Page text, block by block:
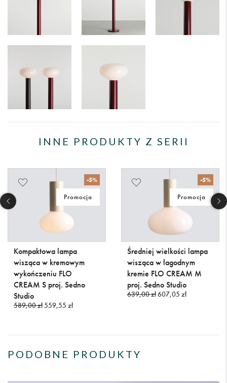
INNE PRODUKTY Z SERII
-5%
Promocja
Kompaktowa lampa
wisząca w kremowym
wykończeniu FLO
CREAM S proj. Sedno
Studio
589,00 zł559,55 zł
-5%
Promocja
Średniej wielkości lampa
wisząca w łagodnym
kremie FLO CREAM M
proj. Sedno Studio
639,00 zł607,05 zł
PODOBNE PRODUKTY